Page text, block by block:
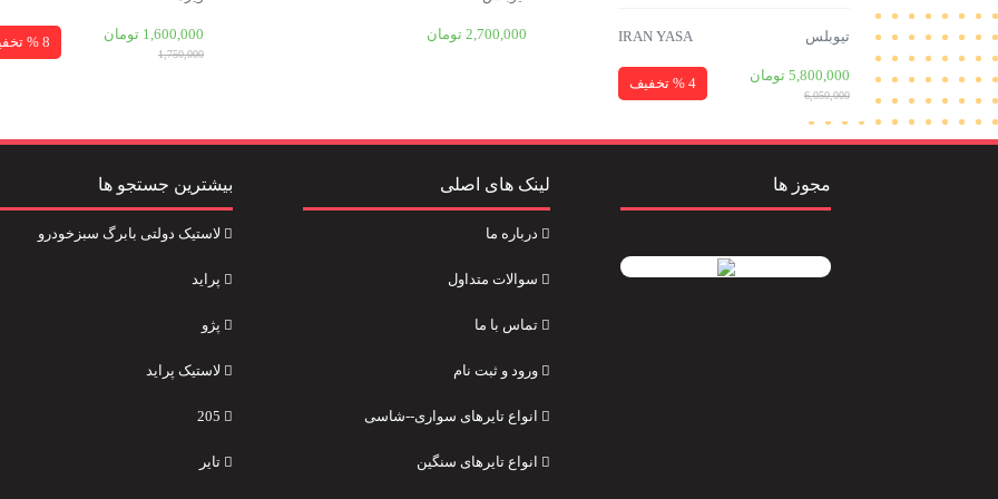
تیوبلس IRAN YASA
5,800,000 تومان
6,050,000
4 % تخفیف
2,700,000 تومان 1,600,000 تومان
1,750,000
8 % تخفیف
مجوز ها لینک های اصلی
درباره ما
سوالات متداول
تماس با ما
ورود و ثبت نام
انواع تایرهای سواری--شاسی
انواع تایرهای سنگین
بیشترین جستجو ها
لاستیک دولتی بابرگ سبزخودرو
پراید
پژو
لاستیک پراید
205
تایر